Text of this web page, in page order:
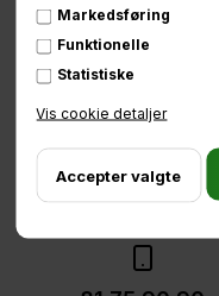
Markedsføring
Funktionelle
Statistiske
Vis cookie detaljer
eller
Vores ladcykel-